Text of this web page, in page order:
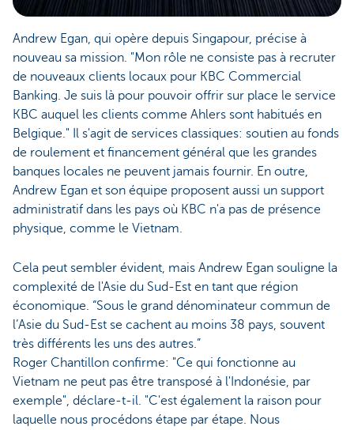
Andrew Egan, qui opère depuis Singapour, précise à
nouveau sa mission. "Mon rôle ne consiste pas à recruter
de nouveaux clients locaux pour KBC Commercial
Banking. Je suis là pour pouvoir offrir sur place le service
KBC auquel les clients comme Ahlers sont habitués en
Belgique." Il s'agit de services classiques: soutien au fonds
de roulement et financement général que les grandes
banques locales ne peuvent jamais fournir. En outre,
Andrew Egan et son équipe proposent aussi un support
administratif dans les pays où KBC n'a pas de présence
physique, comme le Vietnam.
Cela peut sembler évident, mais Andrew Egan souligne la
complexité de l'Asie du Sud-Est en tant que région
économique. “Sous le grand dénominateur commun de
l’Asie du Sud-Est se cachent au moins 38 pays, souvent
très différents les uns des autres.”
Roger Chantillon confirme: "Ce qui fonctionne au
Vietnam ne peut pas être transposé à l'Indonésie, par
exemple", déclare-t-il. "C'est également la raison pour
laquelle nous procédons étape par étape. Nous